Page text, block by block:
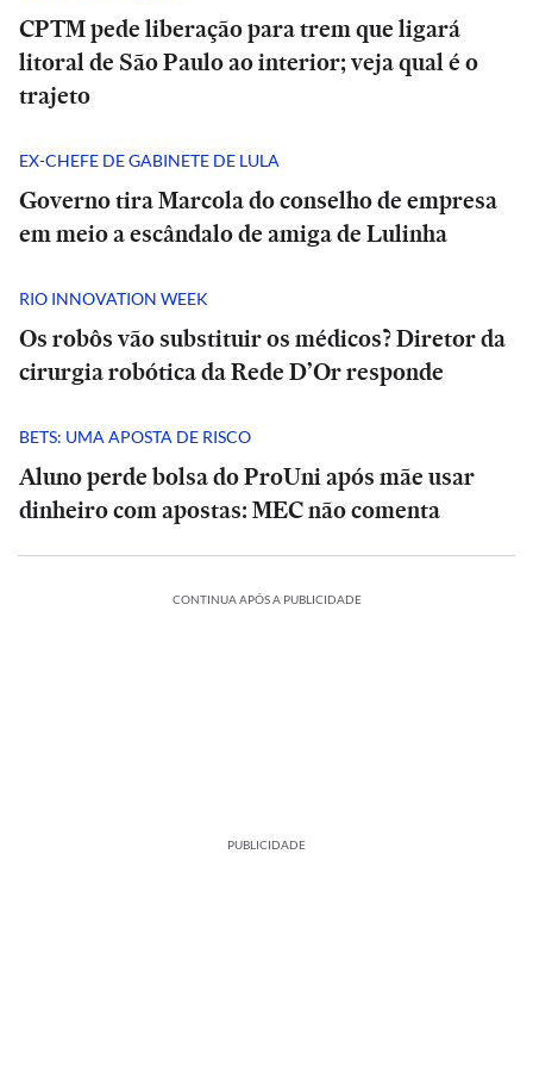
CPTM pede liberação para trem que ligará
litoral de São Paulo ao interior; veja qual é o
trajeto
EX-CHEFE DE GABINETE DE LULA
Governo tira Marcola do conselho de empresa
em meio a escândalo de amiga de Lulinha
RIO INNOVATION WEEK
Os robôs vão substituir os médicos? Diretor da
cirurgia robótica da Rede D’Or responde
BETS: UMA APOSTA DE RISCO
Aluno perde bolsa do ProUni após mãe usar
dinheiro com apostas: MEC não comenta
CONTINUA APÓS A PUBLICIDADE
PUBLICIDADE